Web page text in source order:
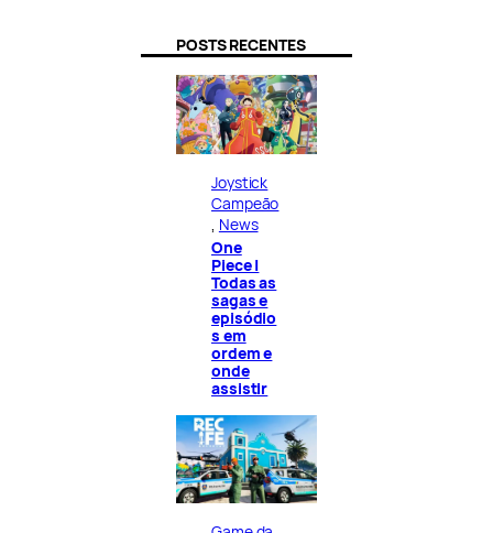
POSTS RECENTES
Joystick
Campeão
News
One
Piece |
Todas as
sagas e
episódio
s em
ordem e
onde
assistir